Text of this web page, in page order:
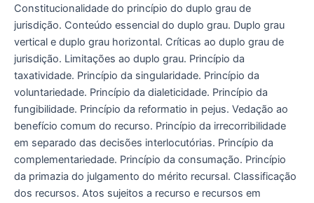
Constitucionalidade do princípio do duplo grau de
jurisdição. Conteúdo essencial do duplo grau. Duplo grau
vertical e duplo grau horizontal. Críticas ao duplo grau de
jurisdição. Limitações ao duplo grau. Princípio da
taxatividade. Princípio da singularidade. Princípio da
voluntariedade. Princípio da dialeticidade. Princípio da
fungibilidade. Princípio da reformatio in pejus. Vedação ao
benefício comum do recurso. Princípio da irrecorribilidade
em separado das decisões interlocutórias. Princípio da
complementariedade. Princípio da consumação. Princípio
da primazia do julgamento do mérito recursal. Classificação
dos recursos. Atos sujeitos a recurso e recursos em